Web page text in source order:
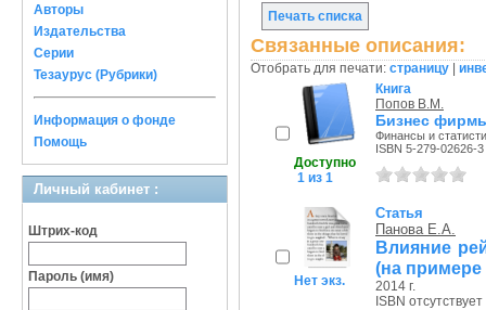
Авторы
Издательства
Серии
Тезаурус (Рубрики)
Информация о фонде
Помощь
Личный кабинет :
Штрих-код
Пароль (имя)
Печать списка
Связанные описания:
Отобрать для печати: страницу
Доступно
1 из 1
Книга
Попов В.М.
Бизнес
Финансы и
ISBN 5-279-02626-3
Нет экз.
Статья
Панова Е.А.
Влияние
(на примере
2014 г.
ISBN отсутствует